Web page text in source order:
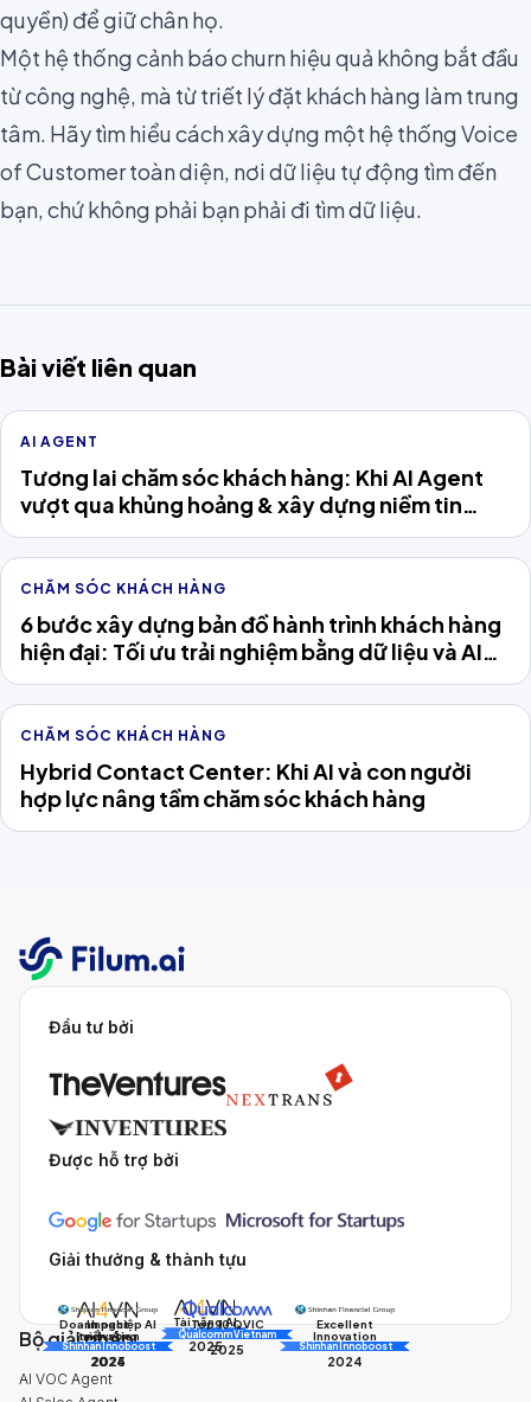
quyền) để giữ chân họ.
Một hệ thống cảnh báo churn hiệu quả không bắt đầu
từ công nghệ, mà từ triết lý đặt khách hàng làm trung
tâm. Hãy tìm hiểu cách xây dựng một hệ thống Voice
of Customer toàn diện, nơi dữ liệu tự động tìm đến
bạn, chứ không phải bạn phải đi tìm dữ liệu.
Bài viết liên quan
AI AGENT
Tương lai chăm sóc khách hàng: Khi AI Agent
vượt qua khủng hoảng & xây dựng niềm tin
khách hàng
CHĂM SÓC KHÁCH HÀNG
6 bước xây dựng bản đồ hành trình khách hàng
hiện đại: Tối ưu trải nghiệm bằng dữ liệu và AI
Agent
CHĂM SÓC KHÁCH HÀNG
Hybrid Contact Center: Khi AI và con người
hợp lực nâng tầm chăm sóc khách hàng
Đầu tư bởi
Được hỗ trợ bởi
Giải thưởng & thành tựu
Doanh nghiệp AI
triển vọng
AI Awards
2025
Tài năng AI
AI Awards
2025
Excellent
Innovation
Shinhan Innoboost
2024
Impact
Innovation
Shinhan Innoboost
2024
Top 10 QVIC
Qualcomm Vietnam
2025
Bộ giải pháp
AI VOC Agent